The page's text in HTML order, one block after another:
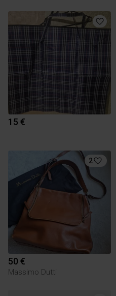
15 €
2
50 €
Massimo Dutti